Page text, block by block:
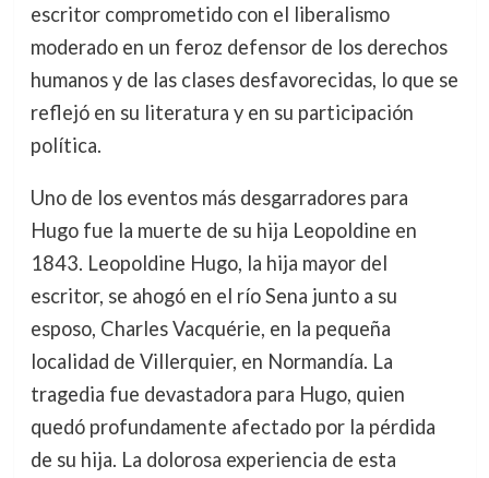
escritor comprometido con el liberalismo
moderado en un feroz defensor de los derechos
humanos y de las clases desfavorecidas, lo que se
reflejó en su literatura y en su participación
política.
Uno de los eventos más desgarradores para
Hugo fue la muerte de su hija Leopoldine en
1843. Leopoldine Hugo, la hija mayor del
escritor, se ahogó en el río Sena junto a su
esposo, Charles Vacquérie, en la pequeña
localidad de Villerquier, en Normandía. La
tragedia fue devastadora para Hugo, quien
quedó profundamente afectado por la pérdida
de su hija. La dolorosa experiencia de esta